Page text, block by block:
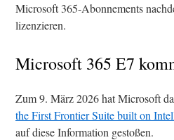
Microsoft 365-Abonnements
lizenzieren.
Microsoft 365 E7
Zum 9. März 2026 hat Microsoft
the First Frontier Suite built on
auf diese Information gestoßen.